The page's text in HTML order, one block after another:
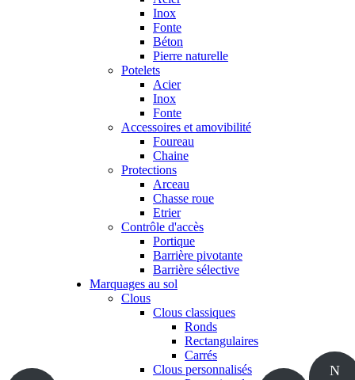
Inox
Fonte
Béton
Pierre naturelle
Potelets
Acier
Inox
Fonte
Accessoires et amovibilité
Foureau
Chaine
Protections
Arceau
Chasse roue
Etrier
Contrôle d'accès
Portique
Barrière pivotante
Barrière sélective
Marquages au sol
Clous
Clous classiques
Ronds
Rectangulaires
Carrés
Clous personnalisés
N